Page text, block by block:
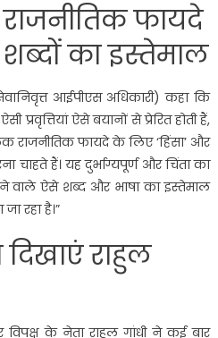
फायदे
का इस्तेमाल
आईपीएस अधिकारी) कहा कि
प्रवृत्तियां ऐसे बयानों से प्रेरित होती हैं,
राजनीतिक फायदे के लिए ‘हिंसा’ और
चाहते हैं। यह दुर्भाग्यपूर्ण और चिंता का
वाले ऐसे शब्द और भाषा का इस्तेमाल
रहा है।”
दिखाएं राहुल
के नेता राहुल गांधी ने कई बार